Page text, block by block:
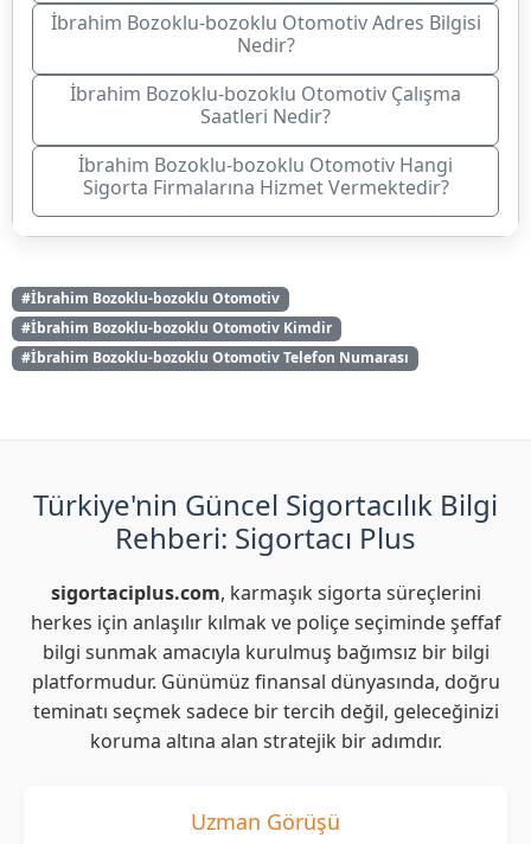
İbrahim Bozoklu-bozoklu Otomotiv Adres Bilgisi
Nedir?
İbrahim Bozoklu-bozoklu Otomotiv Çalışma
Saatleri Nedir?
İbrahim Bozoklu-bozoklu Otomotiv Hangi
Sigorta Firmalarına Hizmet Vermektedir?
#İbrahim Bozoklu-bozoklu Otomotiv
#İbrahim Bozoklu-bozoklu Otomotiv Kimdir
#İbrahim Bozoklu-bozoklu Otomotiv Telefon Numarası
Türkiye'nin Güncel Sigortacılık Bilgi
Rehberi: Sigortacı Plus
sigortaciplus.com, karmaşık sigorta süreçlerini
herkes için anlaşılır kılmak ve poliçe seçiminde şeffaf
bilgi sunmak amacıyla kurulmuş bağımsız bir bilgi
platformudur. Günümüz finansal dünyasında, doğru
teminatı seçmek sadece bir tercih değil, geleceğinizi
koruma altına alan stratejik bir adımdır.
Uzman Görüşü